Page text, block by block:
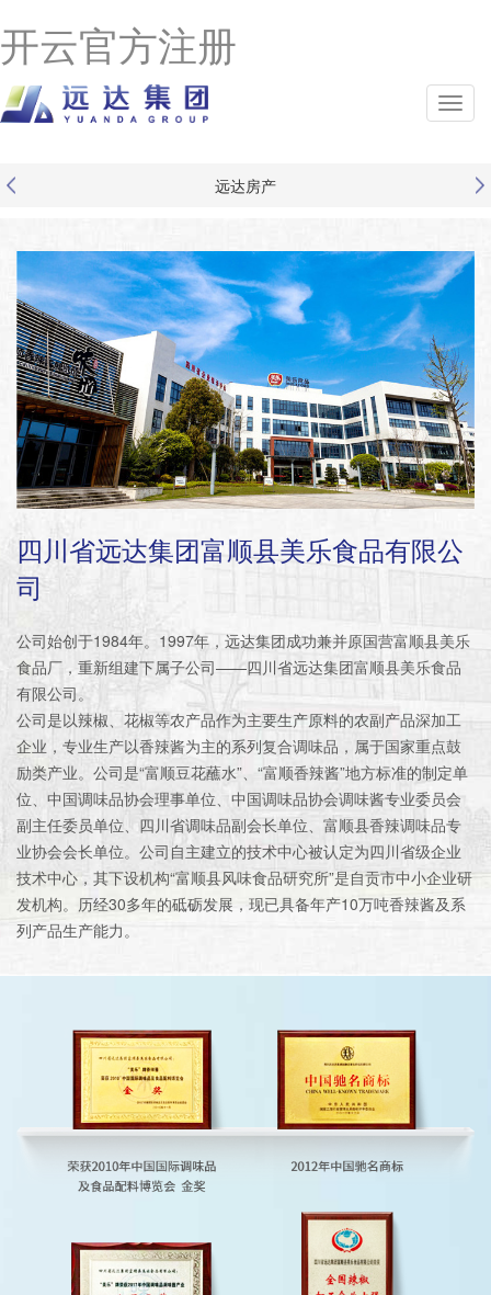
开云官方注册
远达房产
四川省远达集团富顺县美乐食品有限公
司
公司始创于1984年。1997年，远达集团成功兼并原国营富顺县美乐
食品厂，重新组建下属子公司——四川省远达集团富顺县美乐食品
有限公司。
公司是以辣椒、花椒等农产品作为主要生产原料的农副产品深加工
企业，专业生产以香辣酱为主的系列复合调味品，属于国家重点鼓
励类产业。公司是“富顺豆花蘸水”、“富顺香辣酱”地方标准的制定单
位、中国调味品协会理事单位、中国调味品协会调味酱专业委员会
副主任委员单位、四川省调味品副会长单位、富顺县香辣调味品专
业协会会长单位。公司自主建立的技术中心被认定为四川省级企业
技术中心，其下设机构“富顺县风味食品研究所”是自贡市中小企业研
发机构。历经30多年的砥砺发展，现已具备年产10万吨香辣酱及系
列产品生产能力。